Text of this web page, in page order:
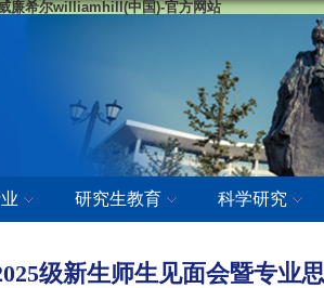
廉希尔williamhill(中国)-官方网站
研究生教育 科学研究
级新生师生见面会暨专业